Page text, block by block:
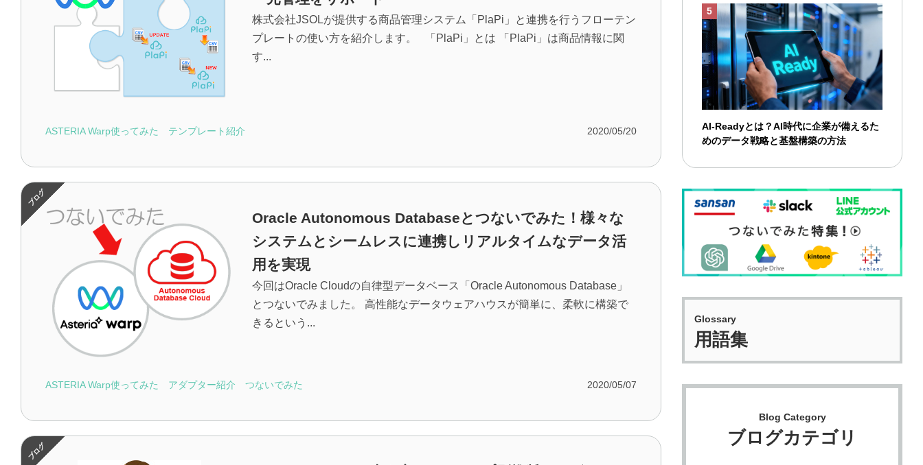
株式会社JSOLが提供する商品管理システム「PlaPi」と連携を行うフローテン
プレートの使い方を紹介します。 「PlaPi」とは 「PlaPi」は商品情報に関
す...
ASTERIA Warp使ってみた テンプレート紹介 2020/05/20
Oracle Autonomous Databaseとつないでみた！様々な
システムとシームレスに連携しリアルタイムなデータ活
用を実現
今回はOracle Cloudの自律型データベース「Oracle Autonomous Database」
とつないでみました。 高性能なデータウェアハウスが簡単に、柔軟に構築で
きるという...
ASTERIA Warp使ってみた アダプター紹介 つないでみた 2020/05/07
AI-Readyとは？AI時代に企業が備えるた
めのデータ戦略と基盤構築の方法
Glossary
用語集
Blog Category
ブログカテゴリ